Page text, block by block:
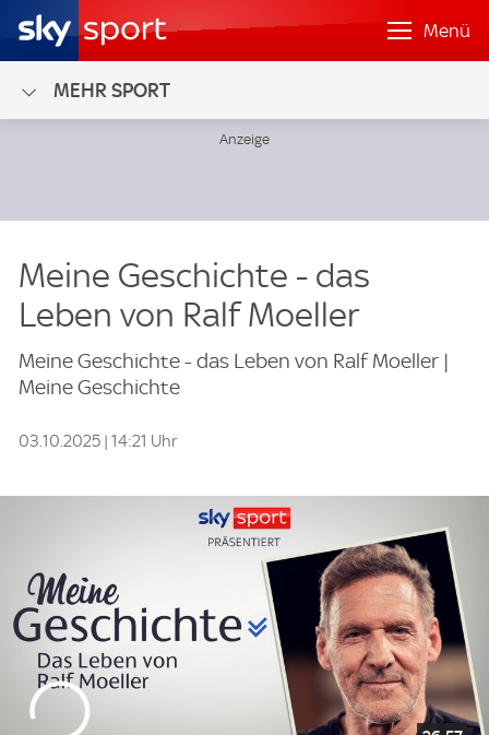
Menü
MEHR SPORT
Meine Geschichte - das
Leben von Ralf Moeller
Meine Geschichte - das Leben von Ralf Moeller |
Meine Geschichte
03.10.2025 | 14:21 Uhr